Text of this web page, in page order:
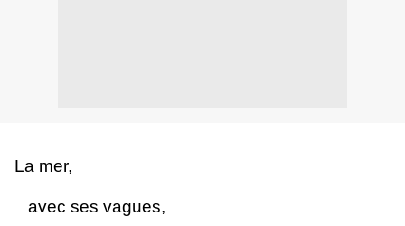
La mer,
avec ses vagues,